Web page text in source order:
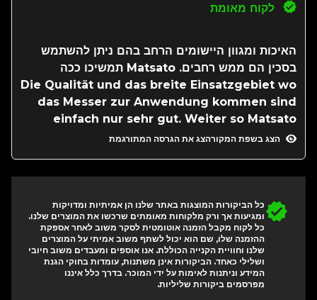
לקוח מאומת
האיכות ומגוון היישומים הרחב בהם ניתן להשתמש
בסכין הם ממש רחבים. Matsato תמשיכו ככה
Die Qualität und das breite Einsatzgebiet wo
das Messer zur Anwendung kommen sind
einfach nur sehr gut. Weiter so Matsato
הצג בשפת המקורהצג את הגרסה המתורגמת
כל הביקורות המוצגות באתר שלנו הן אמיתיות ומדויקות
ומגיעות אך ורק מלקוחות מאומתים שרכשו את המוצרים שלנו.
כל לקוח מקבל הזמנה אוטומטית לסקר משוב לאחר אספקת
ההזמנה שלו, שם הוא יכול לשתף משוב אמיתי על המוצרים
שלנו וחוויית הקנייה הכוללת. אנו אוספים ומעבדים משוב חיובי
ושלילי כאחד. הביקורות אינן משתנות, עומדות בחוקי הגנת
המידע וניתנות לאימות על ידי המוכר. בדרך כלל איננו
מפרסמים ביקורות שליליות.